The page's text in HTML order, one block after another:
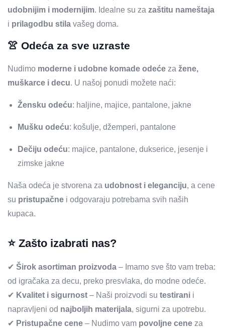
udobnijim i modernijim. Idealne su za zaštitu nameštaja
i prilagodbu stila vašeg doma.
👚 Odeća za sve uzraste
Nudimo moderne i udobne komade odeće za žene,
muškarce i decu. U našoj ponudi možete naći:
Žensku odeću: haljine, majice, pantalone, jakne
Mušku odeću: košulje, džemperi, pantalone
Dečiju odeću: majice, pantalone, dukserice, jesenje i
zimske jakne
Naša odeća je stvorena za udobnost i eleganciju, a cene
su pristupačne i odgovaraju potrebama svih naših
kupaca.
⭐ Zašto izabrati nas?
✔ Širok asortiman proizvoda – Imamo sve što vam treba:
od igračaka za decu, preko presvlaka, do modne odeće.
✔ Kvalitet i sigurnost – Naši proizvodi su testirani i
napravljeni od najboljih materijala, sigurni za upotrebu.
✔ Pristupačne cene – Nudimo vam povoljne cene za